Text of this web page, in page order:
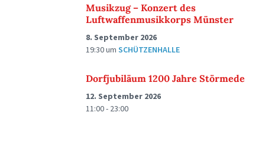
Musikzug – Konzert des
Luftwaffenmusikkorps Münster
8. September 2026
19:30um SCHÜTZENHALLE
Dorfjubiläum 1200 Jahre Störmede
12. September 2026
11:00 - 23:00